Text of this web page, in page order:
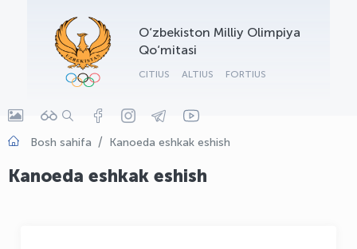
O‘zbekiston Milliy Olimpiya
Qo‘mitasi
CITIUS ALTIUS FORTIUS
Bosh sahifa Kanoeda eshkak eshish
Kanoeda eshkak eshish
OLYMPCHIK AI - yordamchi
Onlayn · olympic.uz